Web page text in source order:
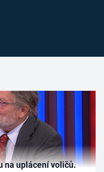
na uplácení voličů.